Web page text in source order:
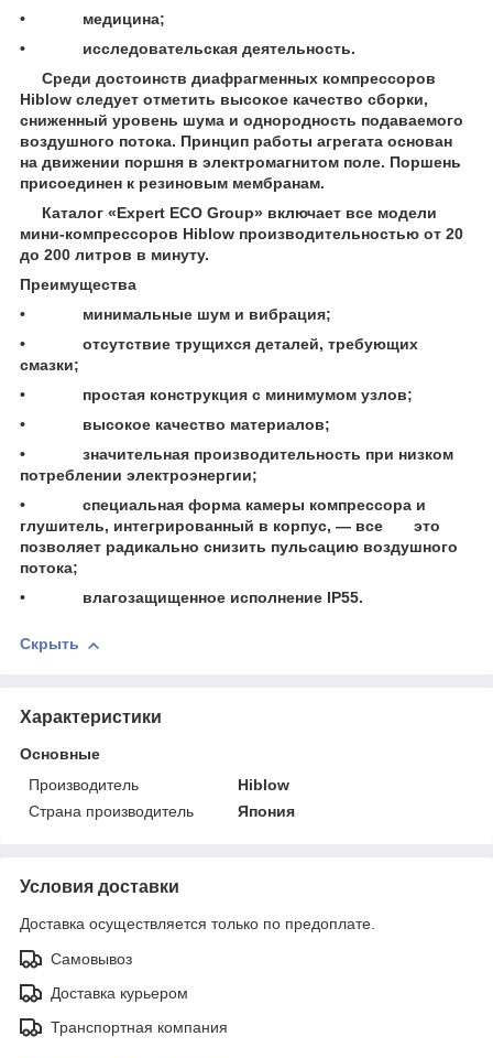
• медицина;
• исследовательская деятельность.
Среди достоинств диафрагменных компрессоров
Hiblow следует отметить высокое качество сборки,
сниженный уровень шума и однородность подаваемого
воздушного потока. Принцип работы агрегата основан
на движении поршня в электромагнитом поле. Поршень
присоединен к резиновым мембранам.
Каталог «Expert ECO Group» включает все модели
мини-компрессоров Hiblow производительностью от 20
до 200 литров в минуту.
Преимущества
• минимальные шум и вибрация;
• отсутствие трущихся деталей, требующих
смазки;
• простая конструкция с минимумом узлов;
• высокое качество материалов;
• значительная производительность при низком
потреблении электроэнергии;
• специальная форма камеры компрессора и
глушитель, интегрированный в корпус, — все это
позволяет радикально снизить пульсацию воздушного
потока;
• влагозащищенное исполнение IP55.
Скрыть
Характеристики
Основные
Производитель
Hiblow
Страна производитель
Япония
Условия доставки
Доставка осуществляется только по предоплате.
Самовывоз
Доставка курьером
Транспортная компания